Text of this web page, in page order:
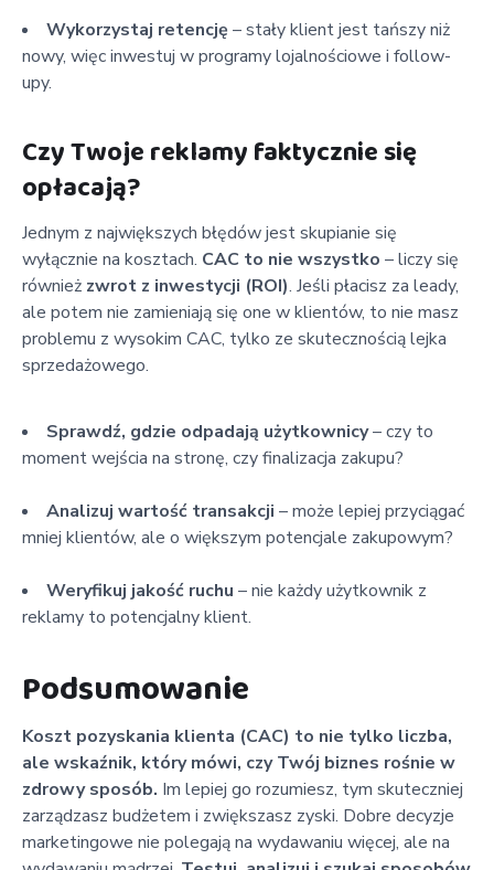
Wykorzystaj retencję – stały klient jest tańszy niż
nowy, więc inwestuj w programy lojalnościowe i follow-
upy.
Czy Twoje reklamy faktycznie się
opłacają?
Jednym z największych błędów jest skupianie się
wyłącznie na kosztach. CAC to nie wszystko – liczy się
również zwrot z inwestycji (ROI). Jeśli płacisz za leady,
ale potem nie zamieniają się one w klientów, to nie masz
problemu z wysokim CAC, tylko ze skutecznością lejka
sprzedażowego.
Sprawdź, gdzie odpadają użytkownicy– czy to
moment wejścia na stronę, czy finalizacja zakupu?
Analizuj wartość transakcji – może lepiej przyciągać
mniej klientów, ale o większym potencjale zakupowym?
Weryfikuj jakość ruchu – nie każdy użytkownik z
reklamy to potencjalny klient.
Podsumowanie
Koszt pozyskania klienta (CAC) to nie tylko liczba,
ale wskaźnik, który mówi, czy Twój biznes rośnie w
zdrowy sposób. Im lepiej go rozumiesz, tym skuteczniej
zarządzasz budżetem i zwiększasz zyski. Dobre decyzje
marketingowe nie polegają na wydawaniu więcej, ale na